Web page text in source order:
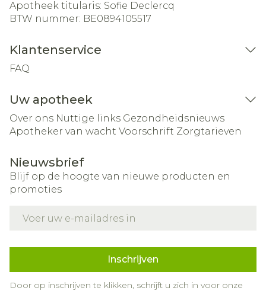
Apotheek titularis: Sofie Declercq
BTW nummer: BE0894105517
Klantenservice
FAQ
Uw apotheek
Over ons Nuttige links Gezondheidsnieuws
Apotheker van wacht Voorschrift Zorgtarieven
Nieuwsbrief
Blijf op de hoogte van nieuwe producten en
promoties
Inschrijven
Door op inschrijven te klikken, schrijft u zich in voor onze